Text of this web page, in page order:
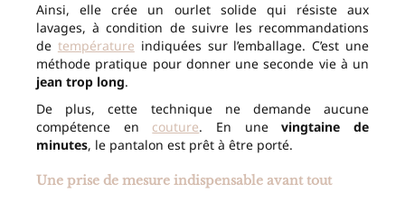
Ainsi, elle crée un ourlet solide qui résiste aux
lavages, à condition de suivre les recommandations
de température indiquées sur l’emballage. C’est une
méthode pratique pour donner une seconde vie à un
jean trop long.
De plus, cette technique ne demande aucune
compétence en couture. En unevingtaine de
minutes, le pantalon est prêt à être porté.
Une prise de mesure indispensable avant tout